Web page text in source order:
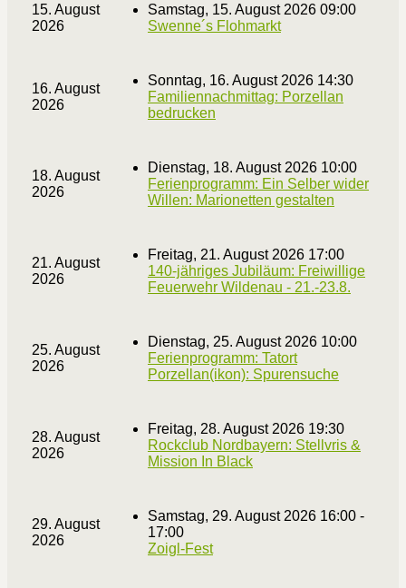
15. August
2026
Samstag, 15. August 2026 09:00
Swenne´s Flohmarkt
16. August
2026
Sonntag, 16. August 2026 14:30
Familiennachmittag: Porzellan
bedrucken
18. August
2026
Dienstag, 18. August 2026 10:00
Ferienprogramm: Ein Selber wider
Willen: Marionetten gestalten
21. August
2026
Freitag, 21. August 2026 17:00
140-jähriges Jubiläum: Freiwillige
Feuerwehr Wildenau - 21.-23.8.
25. August
2026
Dienstag, 25. August 2026 10:00
Ferienprogramm: Tatort
Porzellan(ikon): Spurensuche
28. August
2026
Freitag, 28. August 2026 19:30
Rockclub Nordbayern: Stellvris &
Mission In Black
29. August
2026
Samstag, 29. August 2026 16:00 -
17:00
Zoigl-Fest